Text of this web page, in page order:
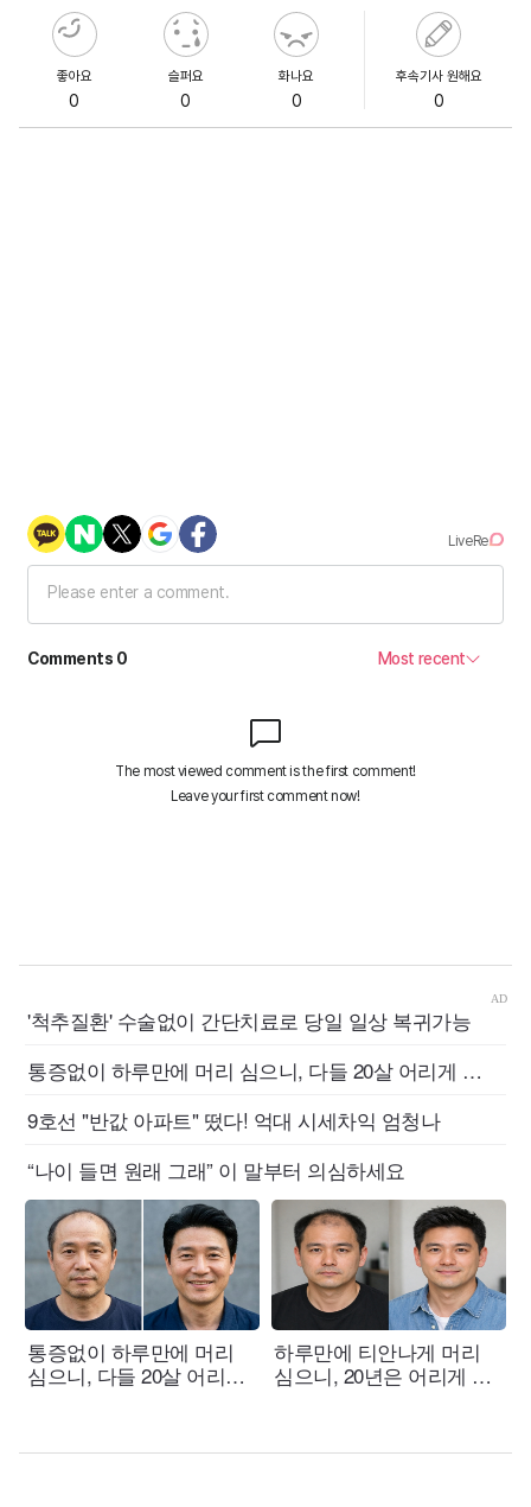
좋아요
0
슬퍼요
0
화나요
0
후속기사 원해요
0